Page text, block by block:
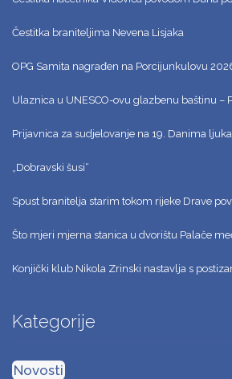
Čestitka braniteljima Nevena Lisjaka
OPG Samita nagrađen na Porcijunkulovu 2026
Ulaznica u UNESCO-ovu glazbenu baštinu –
Prijavnica za sudjelovanje na 19. Danima ljuka i
„Dobravski šusi“
Spust branitelja starim tokom rijeke Drave
Što mjeri mjerna stanica u dvorištu Palače
Konjički klub Nikola Zrinski nastavlja s
Kategorije
Novosti